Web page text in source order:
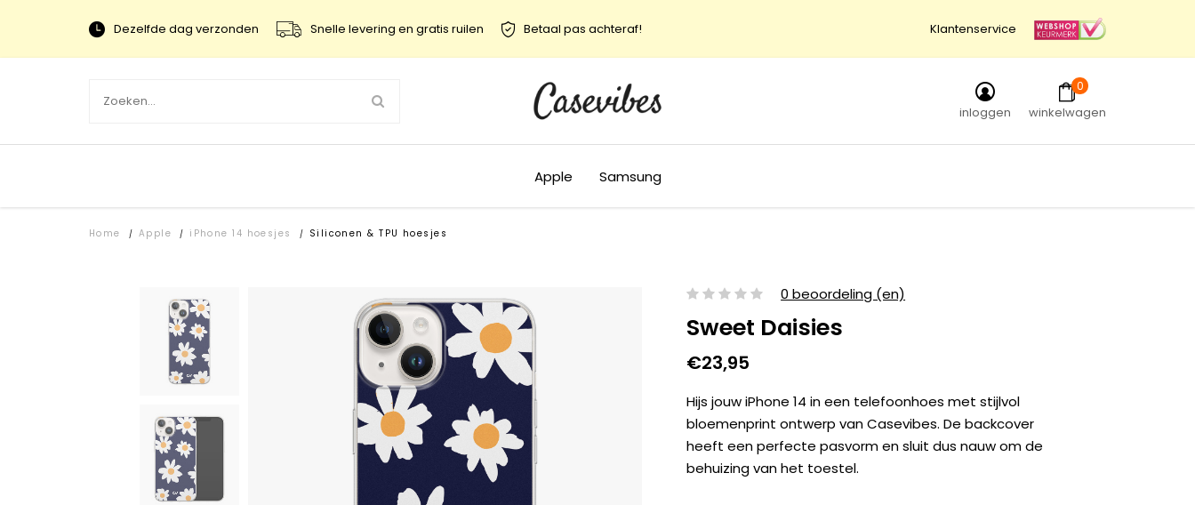
Dezelfde dag verzonden Snelle levering en gratis ruilen Betaal pas achteraf! Klantenservice
inloggen
0
winkelwagen
Apple Samsung
Home / Apple / iPhone 14 hoesjes / Siliconen & TPU hoesjes
0 beoordeling (en)
Sweet Daisies
€23,95
Hijs jouw iPhone 14 in een telefoonhoes met stijlvol
bloemenprint ontwerp van Casevibes. De backcover
heeft een perfecte pasvorm en sluit dus nauw om de
behuizing van het toestel.